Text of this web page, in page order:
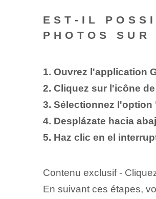
EST-IL
PHOTOS
1. Ouvrez l'application
2. Cliquez sur l'icône
3. Sélectionnez l'option
4. Desplázate hacia
5. Haz clic en el
Contenu exclusif -
En suivant ces étapes,